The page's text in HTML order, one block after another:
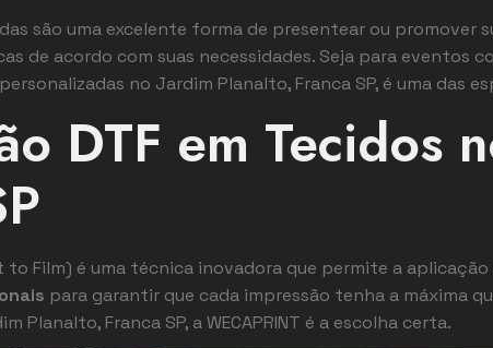
são uma excelente forma de presentear ou promover
de acordo com suas necessidades. Seja para eventos
no Jardim Planalto, Franca SP, é uma das
DTF em Tecidos
to Film) é uma técnica inovadora que permite a
para garantir que cada impressão tenha a máxima
Planalto, Franca SP, a WECAPRINT é a escolha certa.